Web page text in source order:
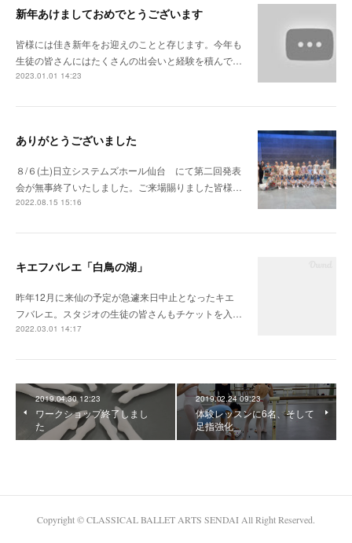
新年あけましておめでとうございます
皆様には佳き新年をお迎えのことと存じます。今年も
生徒の皆さんにはたくさんの出会いと経験を積んで…
2023.01.01 14:23
ありがとうございました
８/６(土)日立システムズホール仙台 にて第二回発表
会が無事終了いたしました。ご来場賜りました皆様…
2022.08.15 15:16
キエフバレエ「白鳥の湖」
昨年12月に来仙の予定が急遽来日中止となったキエ
フバレエ。スタジオの生徒の皆さんもチケットを入…
2022.03.01 14:17
2019.04.30 12:23
ワークショップ終了しまし
た
2019.02.24 09:23
体験レッスンに6名、そして
足指強化
Copyright © CLASSICAL BALLET ARTS SENDAI All Right Reserved.